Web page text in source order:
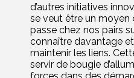
d’autres initiatives
se veut être un moyen
passe chez nos pairs
connaître davantage
maintenir les liens.
servir de bougie